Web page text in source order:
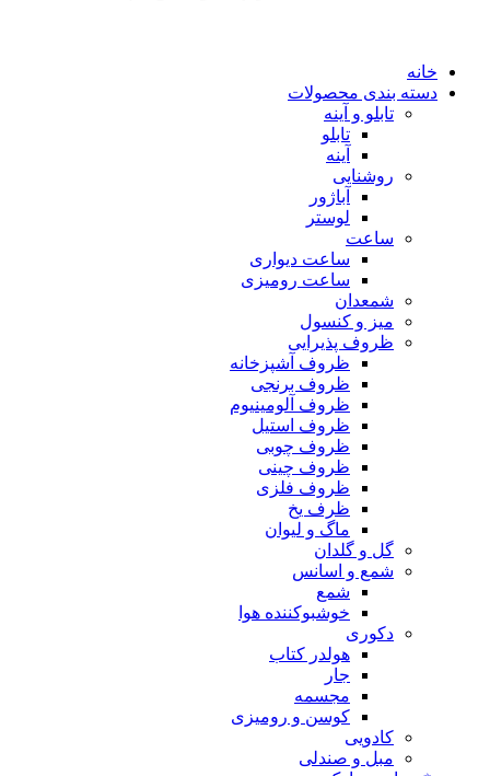
خانه
دسته بندی محصولات
تابلو و آینه
تابلو
آینه
روشنایی
آباژور
لوستر
ساعت
ساعت دیواری
ساعت رومیزی
شمعدان
میز و کنسول
ظروف پذیرایی
ظروف آشپزخانه
ظروف برنجی
ظروف آلومینیوم
ظروف استیل
ظروف چوبی
ظروف چینی
ظروف فلزی
ظرف یخ
ماگ و لیوان
گل و گلدان
شمع و اسانس
شمع
خوشبوکننده هوا
دکوری
هولدر کتاب
جار
مجسمه
کوسن و رومیزی
کادویی
مبل و صندلی